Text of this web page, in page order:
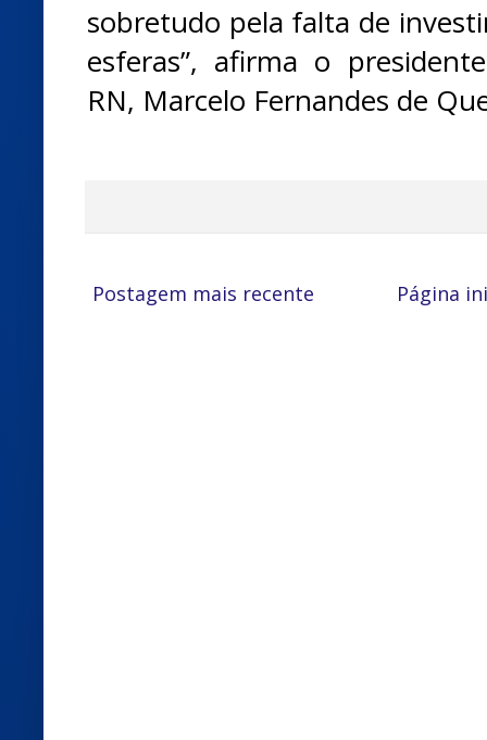
sobretudo pela falta de
esferas”, afirma o
RN, Marcelo Fernandes de
Postagem mais recente Página